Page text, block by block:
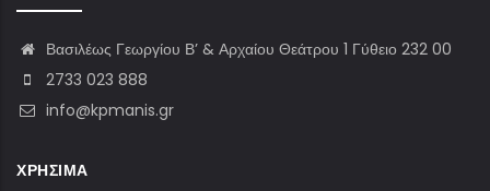
Βασιλέως Γεωργίου Β’ & Αρχαίου Θεάτρου 1 Γύθειο 232 00
2733 023 888
info@kpmanis.gr
ΧΡΉΣΙΜΑ